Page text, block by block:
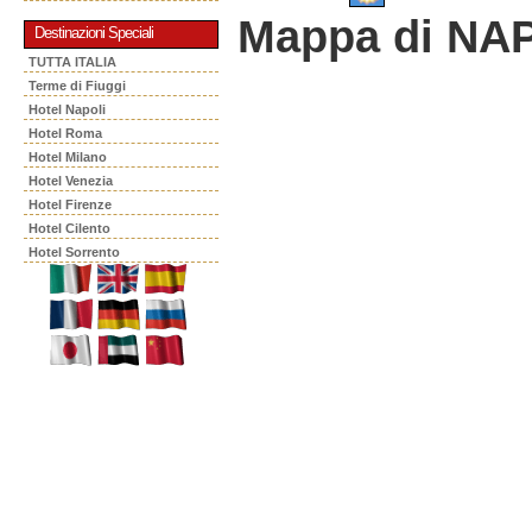
Destinazioni Speciali
TUTTA ITALIA
Terme di Fiuggi
Hotel Napoli
Hotel Roma
Hotel Milano
Hotel Venezia
Hotel Firenze
Hotel Cilento
Hotel Sorrento
Mappa di